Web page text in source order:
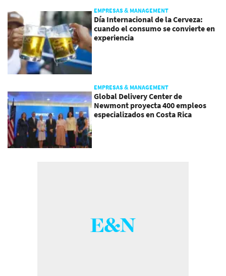
EMPRESAS & MANAGEMENT
Día Internacional de la Cerveza:
cuando el consumo se convierte en
experiencia
EMPRESAS & MANAGEMENT
Global Delivery Center de
Newmont proyecta 400 empleos
especializados en Costa Rica